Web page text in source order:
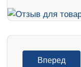
Вперед